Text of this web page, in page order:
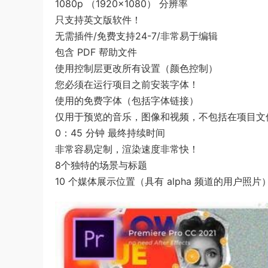
1080p （1920×1080） 分辨率
只支持英文版软件！
无需插件/免费支持24-7/非常易于编辑
包含 PDF 帮助文件
使用控制层更改所有设置（颜色控制）
您必须在运行项目之前安装字体！
使用的免费字体（包括字体链接）
仅用于预览的音乐，图像和视频，不包括在项目文
0：45 分钟 最终持续时间
非常容易定制，渲染速度非常快！
8个独特的场景与标题
10 个媒体展示位置（具有 alpha 频道的用户照片